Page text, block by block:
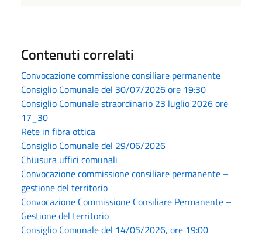
Contenuti correlati
Convocazione commissione consiliare permanente
Consiglio Comunale del 30/07/2026 ore 19:30
Consiglio Comunale straordinario 23 luglio 2026 ore
17_30
Rete in fibra ottica
Consiglio Comunale del 29/06/2026
Chiusura uffici comunali
Convocazione commissione consiliare permanente –
gestione del territorio
Convocazione Commissione Consiliare Permanente –
Gestione del territorio
Consiglio Comunale del 14/05/2026, ore 19:00